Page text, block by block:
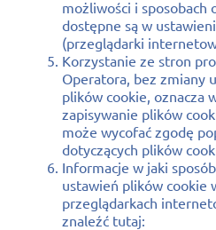
możliwości i sposobach
dostępne są w
(przeglądarki
Korzystanie ze stron
Operatora, bez zmiany
plików cookie, oznacza
zapisywanie plików
może wycofać zgodę
dotyczących plików
Informacje w jaki
ustawień plików cookie
przeglądarkach
znaleźć tutaj: